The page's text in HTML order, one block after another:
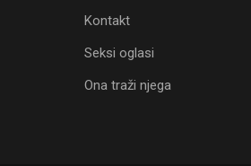
Kontakt
Seksi oglasi
Ona traži njega